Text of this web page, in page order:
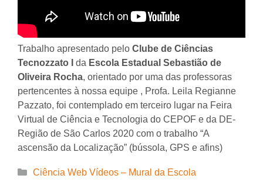
Trabalho apresentado pelo Clube de Ciências
Tecnozzato I
da Escola Estadual Sebastião de
Oliveira Rocha, orientado por uma das professoras
pertencentes à nossa equipe , Profa. Leila Regianne
Pazzato, foi contemplado em terceiro lugar na Feira
Virtual de Ciência e Tecnologia do CEPOF e da DE-
Região de São Carlos 2020 com o trabalho “A
ascensão da Localização” (bússola, GPS e afins)
Categorias
Ciência Web Vídeos – Mural da Escola